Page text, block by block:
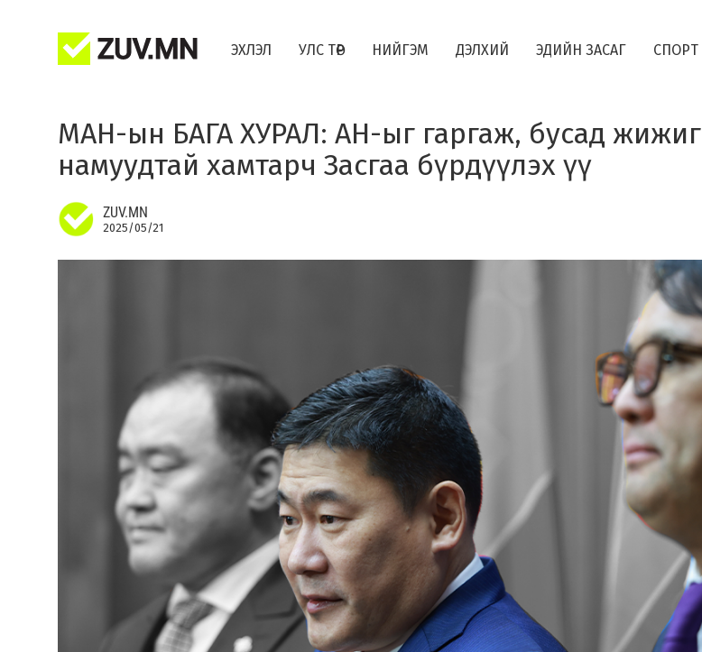
ЭХЛЭЛ УЛС ТӨР НИЙГЭМ ДЭЛХИЙ ЭДИЙН ЗАСАГ СПОРТ
МАН-ын БАГА ХУРАЛ: АН-ыг гаргаж, бусад жижиг
намуудтай хамтарч Засгаа бүрдүүлэх үү
ZUV.MN
2025/05/21